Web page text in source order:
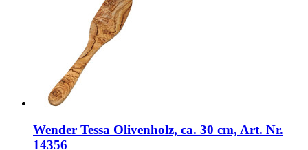
Wender Tessa Olivenholz, ca. 30 cm, Art. Nr.
14356